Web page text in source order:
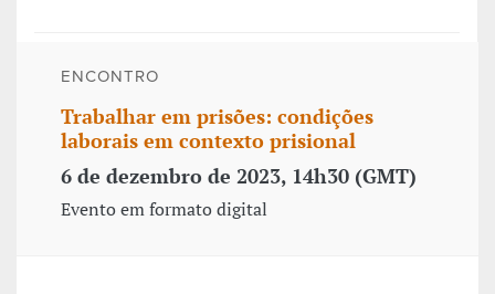
ENCONTRO
Trabalhar em prisões: condições
laborais em contexto prisional
6 de dezembro de 2023, 14h30 (GMT)
Evento em formato digital